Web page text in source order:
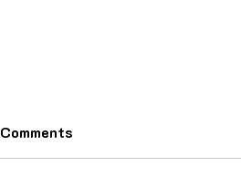
Comments